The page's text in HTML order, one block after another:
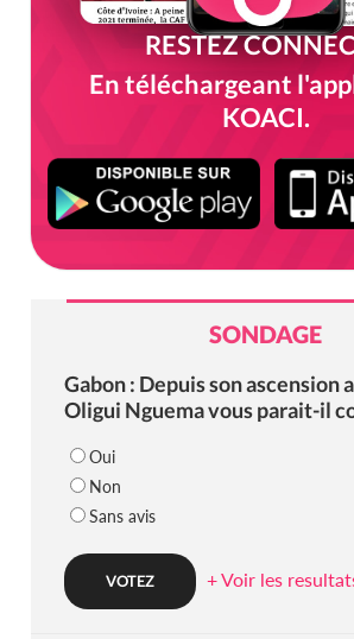
RESTEZ
En téléchargeant
KOACI.
SONDAGE
Gabon : Depuis son ascension
Oligui Nguema vous parait-il
Oui
Non
Sans avis
+ Voir les